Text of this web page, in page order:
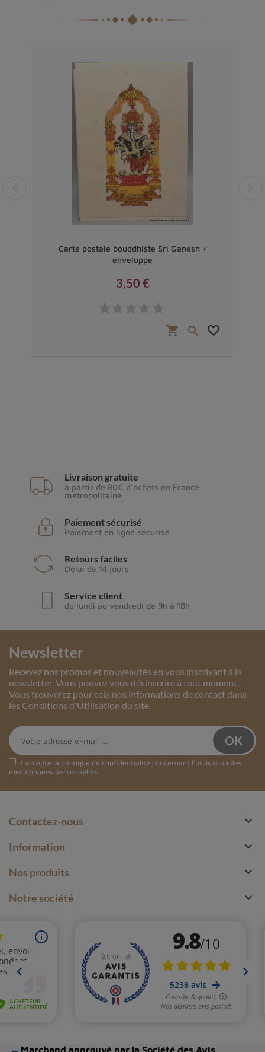
Carte postale bouddhiste Sri Ganesh +
enveloppe
3,50 €
shopping_cart  favorite_border
Livraison gratuite
à partir de 80€ d'achats en France
métropolitaine
Paiement sécurisé
Paiement en ligne sécurisé
Retours faciles
Délai de 14 jours
Service client
du lundi au vendredi de 9h à 18h
Newsletter
Recevez nos promos et nouveautés en vous inscrivant à la
newsletter. Vous pouvez vous désinscrire à tout moment.
Vous trouverez pour cela nos informations de contact dans
les Conditions d'Utilisation du site.
J'accepte la politique de confidentialité concernant l'utilisation des
mes données personnelles.
Contactez-nous 
Information 
Nos produits 
Notre société 
Marchand approuvé par la Société des Avis